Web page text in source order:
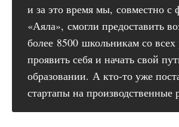
и за это время мы, совместно с
«Аяла», смогли предоставить
более 8500 школьникам со всех
проявить себя и начать свой
образовании. А кто-то уже
стартапы на производственные